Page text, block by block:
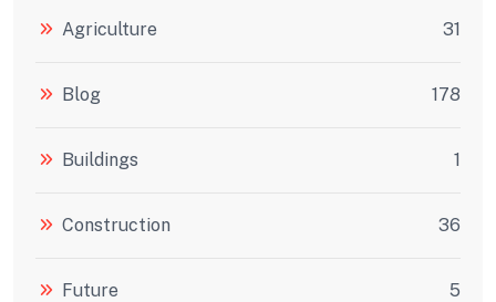
Agriculture 31
Blog 178
Buildings 1
Construction 36
Future 5